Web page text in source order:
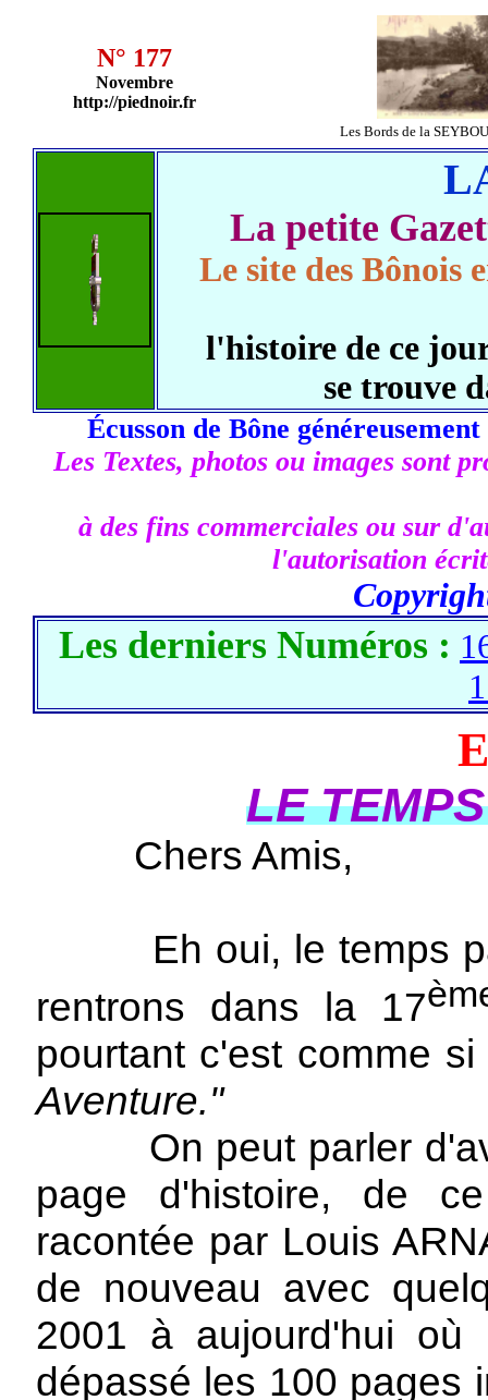
N° 177
Novembre
http://piednoir.fr
Les Bords de la
La petite
Le site des Bônois
l'histoire de ce
se trouve
Écusson de Bône
Les Textes, photos ou images sont
à des fins commerciales ou sur
l'autorisation
Les derniers Numéros :
LE
Chers Amis,
Eh oui, le temps
rentrons dans la 17
pourtant c'est comme
Aventure."
On peut parler
page d'histoire, de
racontée par Louis
de nouveau avec
2001 à aujourd'hui
dépassé les 100 pages